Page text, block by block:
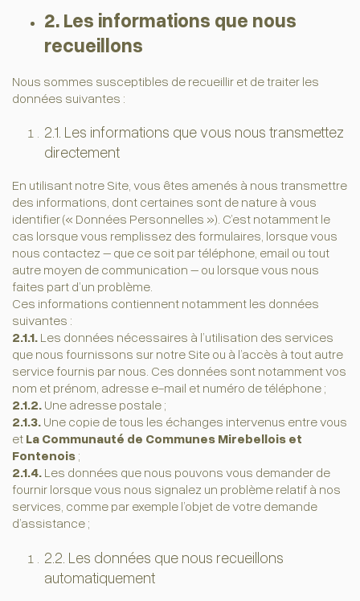
2. Les informations que nous
recueillons
Nous sommes susceptibles de recueillir et de traiter les
données suivantes :
2.1. Les informations que vous nous transmettez
directement
En utilisant notre Site, vous êtes amenés à nous transmettre
des informations, dont certaines sont de nature à vous
identifier (« Données Personnelles »). C’est notamment le
cas lorsque vous remplissez des formulaires, lorsque vous
nous contactez – que ce soit par téléphone, email ou tout
autre moyen de communication – ou lorsque vous nous
faites part d’un problème.
Ces informations contiennent notamment les données
suivantes :
2.1.1. Les données nécessaires à l’utilisation des services
que nous fournissons sur notre Site ou à l’accès à tout autre
service fournis par nous. Ces données sont notamment vos
nom et prénom, adresse e-mail et numéro de téléphone ;
2.1.2. Une adresse postale ;
2.1.3. Une copie de tous les échanges intervenus entre vous
et La Communauté de Communes Mirebellois et
Fontenois ;
2.1.4. Les données que nous pouvons vous demander de
fournir lorsque vous nous signalez un problème relatif à nos
services, comme par exemple l’objet de votre demande
d’assistance ;
2.2. Les données que nous recueillons
automatiquement